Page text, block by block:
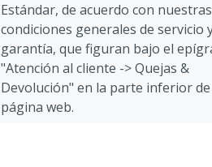
Estándar, de acuerdo con nuestras
condiciones generales de servicio
garantía, que figuran bajo el
"Atención al cliente -> Quejas &
Devolución" en la parte inferior
página web.